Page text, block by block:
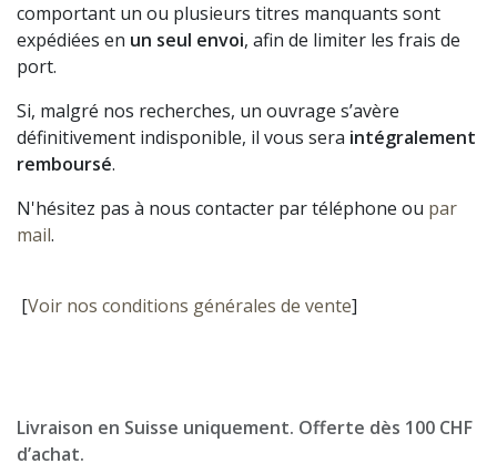
comportant un ou plusieurs titres manquants sont
expédiées en un seul envoi, afin de limiter les frais de
port.
Si, malgré nos recherches, un ouvrage s’avère
définitivement indisponible, il vous sera intégralement
remboursé.
N'hésitez pas à nous contacter par téléphone ou par
mail.
[Voir nos conditions générales de vente]
Livraison en Suisse uniquement. Offerte dès 100 CHF
d’achat.